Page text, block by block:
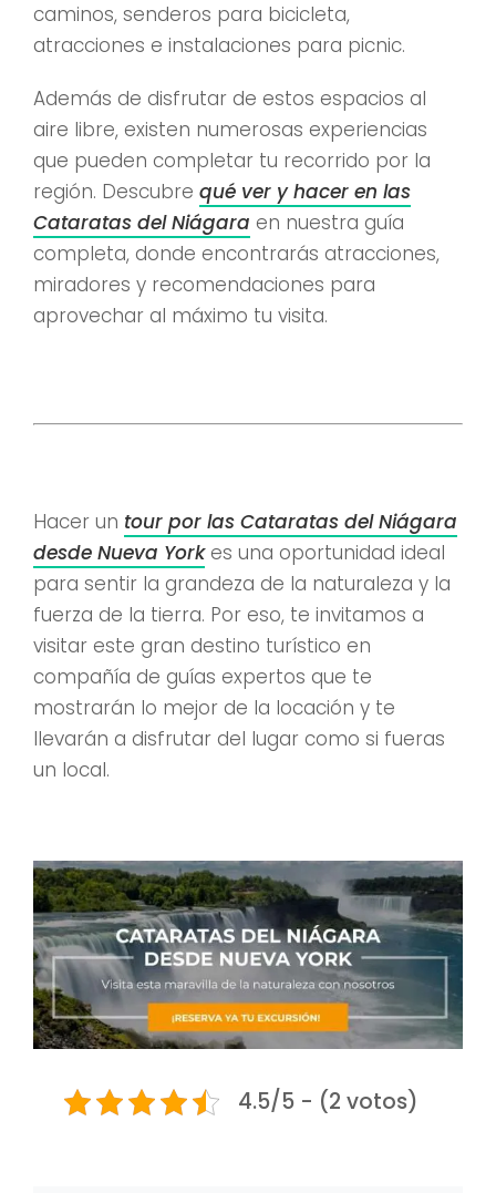
caminos, senderos para bicicleta,
atracciones e instalaciones para picnic.
Además de disfrutar de estos espacios al
aire libre, existen numerosas experiencias
que pueden completar tu recorrido por la
región. Descubre qué ver y hacer en las
Cataratas del Niágara en nuestra guía
completa, donde encontrarás atracciones,
miradores y recomendaciones para
aprovechar al máximo tu visita.
Hacer un tour por las Cataratas del Niágara
desde Nueva Yorkes una oportunidad ideal
para sentir la grandeza de la naturaleza y la
fuerza de la tierra. Por eso, te invitamos a
visitar este gran destino turístico en
compañía de guías expertos que te
mostrarán lo mejor de la locación y te
llevarán a disfrutar del lugar como si fueras
un local.
4.5/5 - (2 votos)